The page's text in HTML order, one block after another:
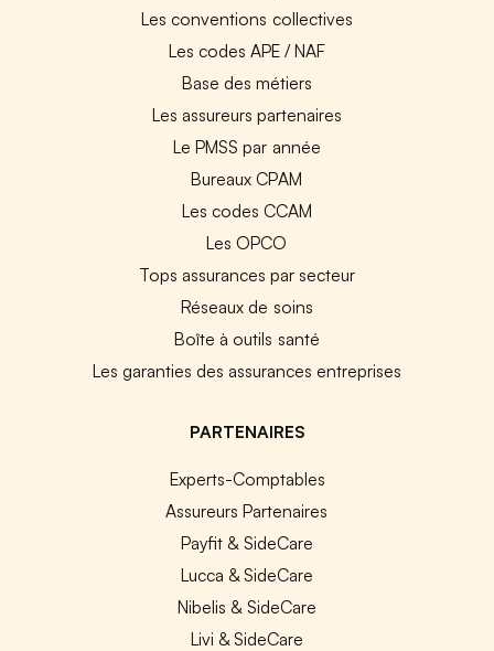
Les conventions collectives
Les codes APE / NAF
Base des métiers
Les assureurs partenaires
Le PMSS par année
Bureaux CPAM
Les codes CCAM
Les OPCO
Tops assurances par secteur
Réseaux de soins
Boîte à outils santé
Les garanties des assurances entreprises
PARTENAIRES
Experts-Comptables
Assureurs Partenaires
Payfit & SideCare
Lucca & SideCare
Nibelis & SideCare
Livi & SideCare